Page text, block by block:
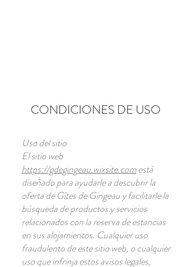
CONDICIONES DE USO
Uso del sitio
El sitio web
https://gdegingeau.wixsite.comestá
diseñado para ayudarle a descubrir la
oferta de Gîtes de Gingeau y facilitarle la
búsqueda de productos y servicios
relacionados con la reserva de estancias
en sus alojamientos. Cualquier uso
fraudulento de este sitio web, o cualquier
uso que infrinja estos avisos legales,